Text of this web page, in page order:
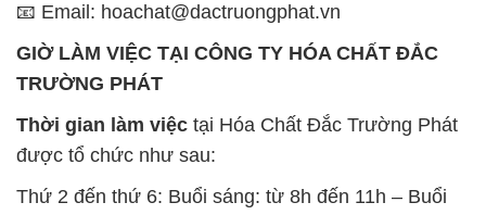
📧 Email: hoachat@dactruongphat.vn
GIỜ LÀM VIỆC TẠI CÔNG TY HÓA CHẤT ĐẮC
TRƯỜNG PHÁT
Thời gian làm việc tại Hóa Chất Đắc Trường Phát
được tổ chức như sau:
Thứ 2 đến thứ 6: Buổi sáng: từ 8h đến 11h – Buổi